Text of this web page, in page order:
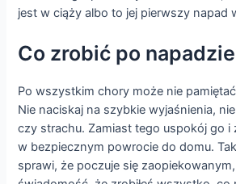
jest w ciąży albo to jej pierwszy napad
Co zrobić po
Po wszystkim chory może nie
Nie naciskaj na szybkie wyjaśnienia,
czy strachu. Zamiast tego uspokój go
w bezpiecznym powrocie do domu.
sprawi, że poczuje się